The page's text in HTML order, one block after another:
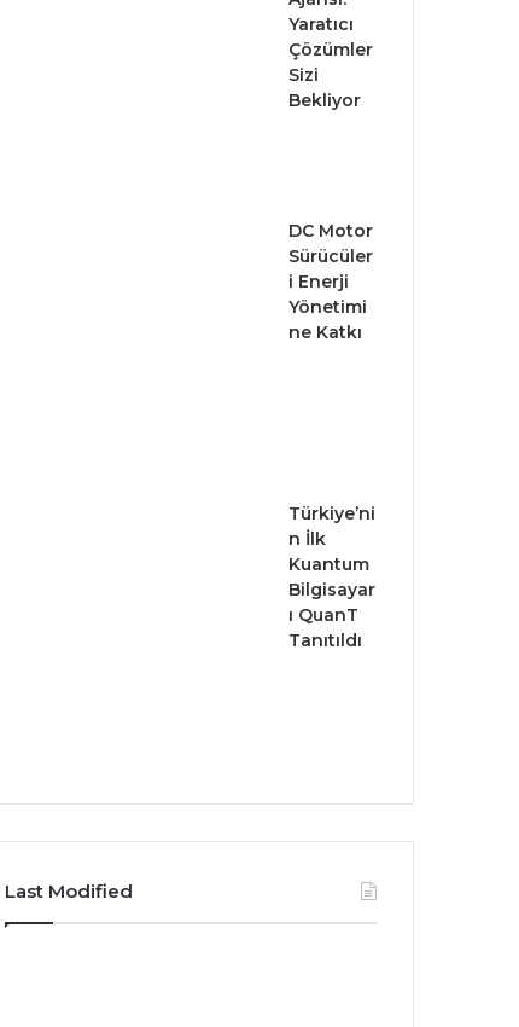
Yaratıcı
Çözümler
Sizi
Bekliyor
DC Motor
Sürücüler
i Enerji
Yönetimi
ne Katkı
Türkiye’ni
n İlk
Kuantum
Bilgisayar
ı QuanT
Tanıtıldı
Last Modified